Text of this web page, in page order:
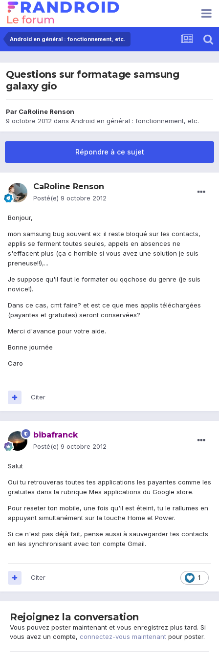
Android en général : fonctionnement, etc.
Questions sur formatage samsung
galaxy gio
Par CaRoline Renson
9 octobre 2012 dans Android en général : fonctionnement, etc.
Répondre à ce sujet
CaRoline Renson
Posté(e) 9 octobre 2012
Bonjour,
mon samsung bug souvent ex: il reste bloqué sur les contacts,
applis se ferment toutes seules, appels en absences ne
s'effacent plus (ça c horrible si vous avez une solution je suis
preneuse!!),...
Je suppose qu'il faut le formater ou qqchose du genre (je suis
novice!).
Dans ce cas, cmt faire? et est ce que mes applis téléchargées
(payantes et gratuites) seront conservées?
Merci d'avance pour votre aide.
Bonne journée
Caro
Citer
bibafranck
Posté(e) 9 octobre 2012
Salut
Oui tu retrouveras toutes tes applications les payantes comme les
gratuites dans la rubrique Mes applications du Google store.
Pour reseter ton mobile, une fois qu'il est éteint, tu le rallumes en
appuyant simultanément sur la touche Home et Power.
Si ce n'est pas déjà fait, pense aussi à sauvegarder tes contacts
en les synchronisant avec ton compte Gmail.
1
Citer
Rejoignez la conversation
Vous pouvez poster maintenant et vous enregistrez plus tard. Si
vous avez un compte, connectez-vous maintenant pour poster.